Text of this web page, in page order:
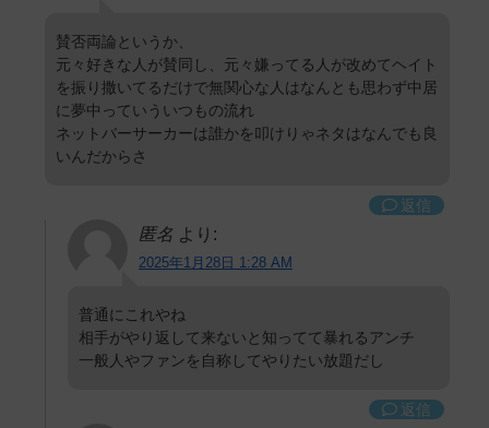
賛否両論というか、
元々好きな人が賛同し、元々嫌ってる人が改めてヘイト
を振り撒いてるだけで無関心な人はなんとも思わず中居
に夢中っていういつもの流れ
ネットバーサーカーは誰かを叩けりゃネタはなんでも良
いんだからさ
返信
匿名 より:
2025年1月28日 1:28 AM
普通にこれやね
相手がやり返して来ないと知ってて暴れるアンチ
一般人やファンを自称してやりたい放題だし
返信